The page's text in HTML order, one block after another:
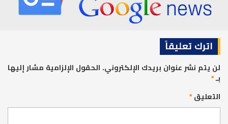
اترك تعليقاً
لن يتم نشر عنوان بريدك الإلكتروني. الحقول الإلزامية مشار إليها
بـ*
التعليق*